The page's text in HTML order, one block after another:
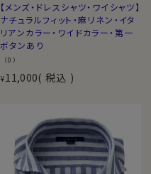
【メンズ・ドレスシャツ・ワイシャツ】
ナチュラルフィット・麻リネン・イタ
リアンカラー・ワイドカラー・第一
ボタンあり
（0）
¥11,000 税込